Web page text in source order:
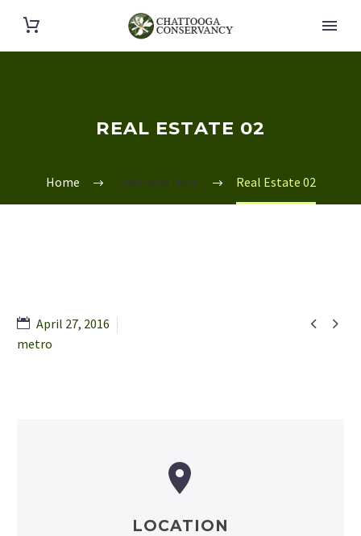
REAL ESTATE 02
Home Portfolio Item Real Estate 02
 
April 27, 2016
metro


LOCATION